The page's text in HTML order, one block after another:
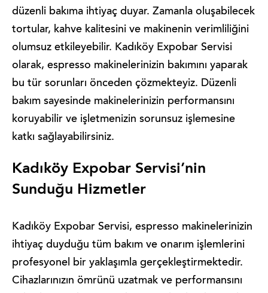
düzenli bakıma ihtiyaç duyar. Zamanla oluşabilecek
tortular, kahve kalitesini ve makinenin verimliliğini
olumsuz etkileyebilir. Kadıköy Expobar Servisi
olarak, espresso makinelerinizin bakımını yaparak
bu tür sorunları önceden çözmekteyiz. Düzenli
bakım sayesinde makinelerinizin performansını
koruyabilir ve işletmenizin sorunsuz işlemesine
katkı sağlayabilirsiniz.
Kadıköy Expobar Servisi’nin
Sunduğu Hizmetler
Kadıköy Expobar Servisi, espresso makinelerinizin
ihtiyaç duyduğu tüm bakım ve onarım işlemlerini
profesyonel bir yaklaşımla gerçekleştirmektedir.
Cihazlarınızın ömrünü uzatmak ve performansını